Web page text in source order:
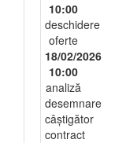
10:00
deschidere
oferte
18/02/2026
10:00
analiză
desemnare
câștigător
contract